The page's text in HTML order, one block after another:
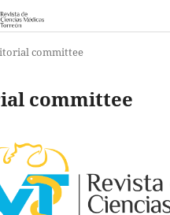
committee
committee